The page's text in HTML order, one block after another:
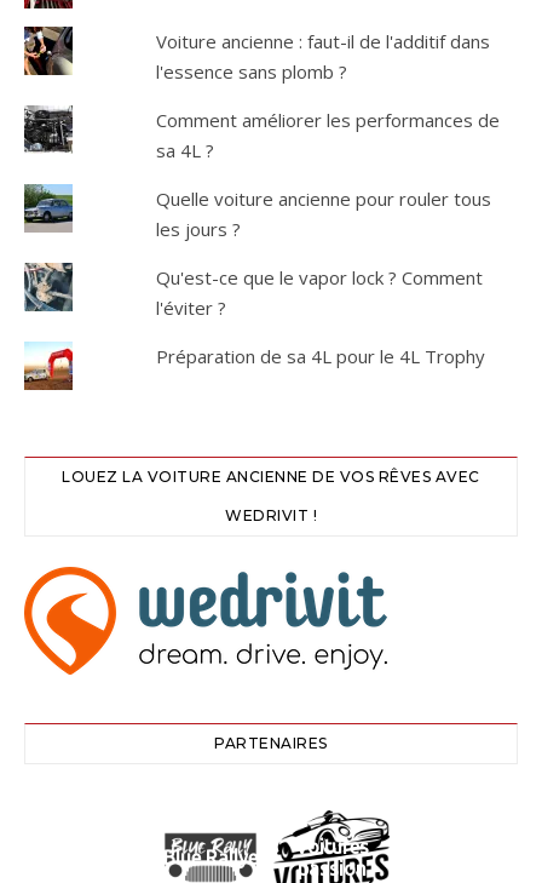
Voiture ancienne : faut-il de l'additif dans
l'essence sans plomb ?
Comment améliorer les performances de
sa 4L ?
Quelle voiture ancienne pour rouler tous
les jours ?
Qu'est-ce que le vapor lock ? Comment
l'éviter ?
Préparation de sa 4L pour le 4L Trophy
LOUEZ LA VOITURE ANCIENNE DE VOS RÊVES AVEC
WEDRIVIT !
PARTENAIRES
Blue Rallye
Voitures
passion